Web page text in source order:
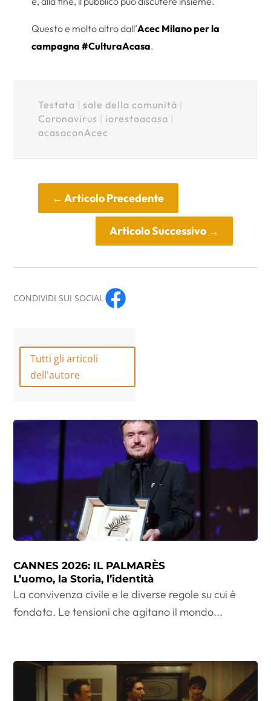
Questo e molto altro dall’Acec Milano per la
campagna #CulturaAcasa.
Testata | sale della comunità |
Coronavirus | iorestoacasa |
acasaconAcec
←Articolo Precedente
Articolo Successivo→
CONDIVIDI SUI SOCIAL
Tutti gli articoli
dell'autore
CANNES 2026: IL PALMARÈS
L’uomo, la Storia, l’identità
La convivenza civile e le diverse regole su cui è
fondata. Le tensioni che agitano il mondo...